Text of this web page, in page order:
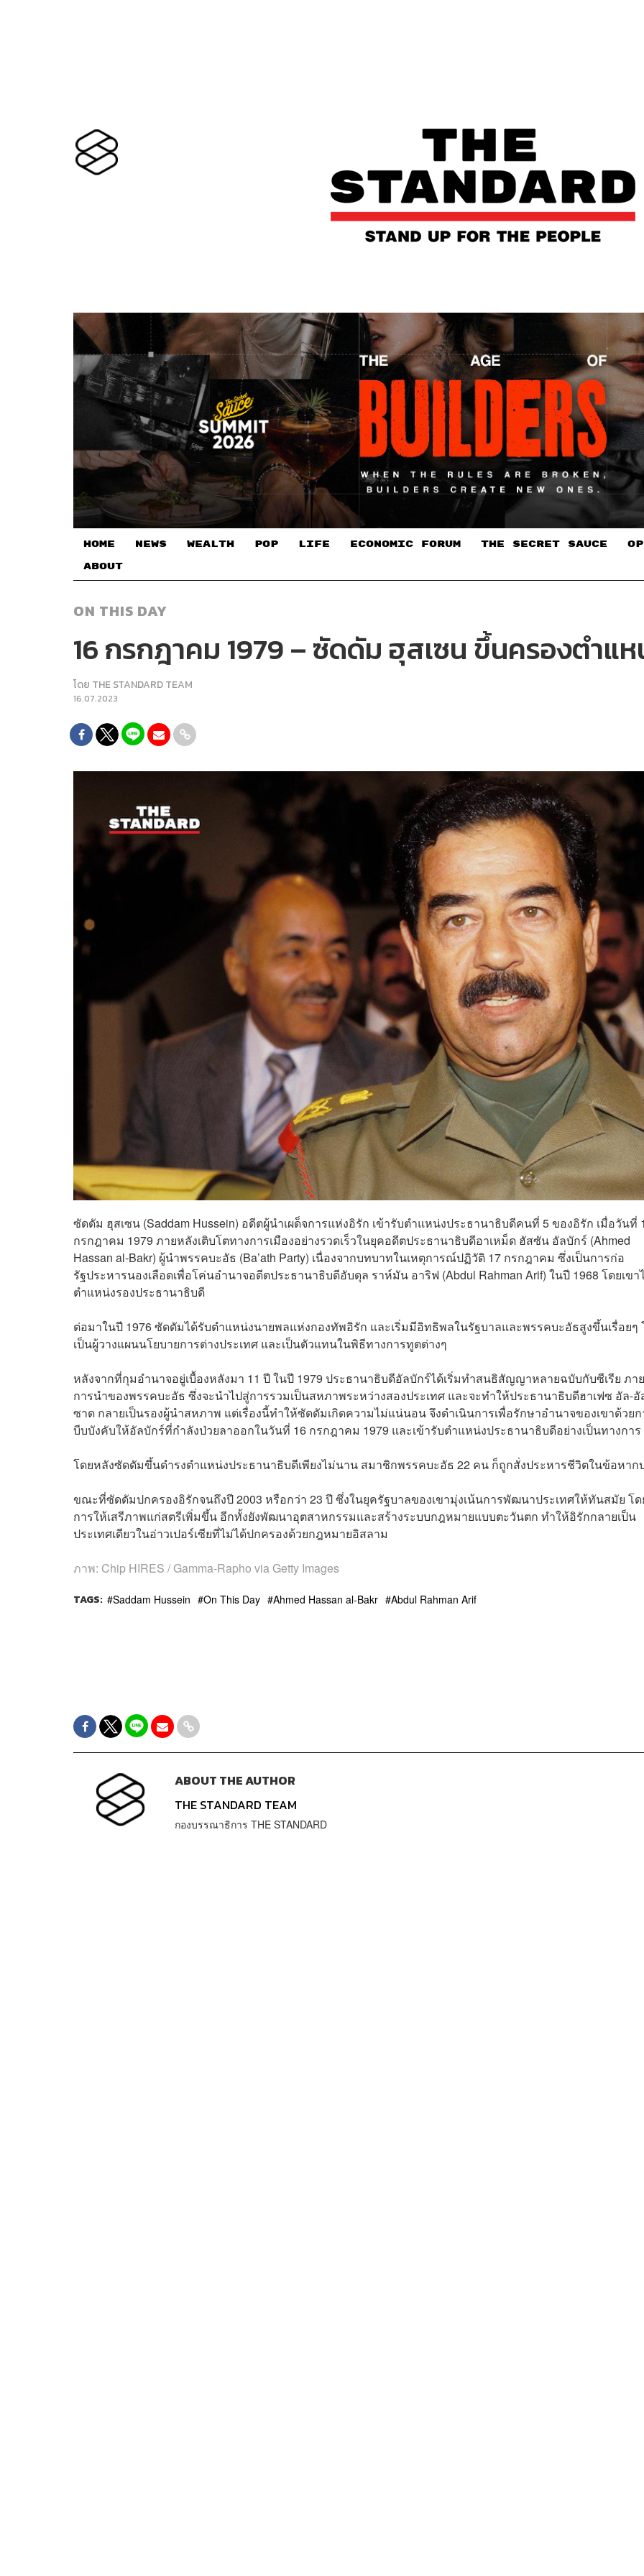
HOME NEWS WEALTH POP LIFE ECONOMIC FORUM THE SECRET SAUCE​
ABOUT
ON THIS DAY
16 กรกฎาคม 1979 – ซัดดัม ฮุสเซน ขึ้นครองตำแ
โดย THE STANDARD TEAM
16.07.2023
ซัดดัม ฮุสเซน (Saddam Hussein) อดีตผู้นำเผด็จการแห่งอิรัก เข้ารับตำแหน่งประธานาธิบดีคนที่ 5 ของอิรัก เมื่อวันที่
กรกฎาคม 1979 ภายหลังเติบโตทางการเมืองอย่างรวดเร็วในยุคอดีตประธานาธิบดีอาเหม็ด ฮัสซัน อัลบักร์ (Ahmed
Hassan al-Bakr) ผู้นำพรรคบะอัธ (Ba’ath Party) เนื่องจากบทบาทในเหตุการณ์ปฏิวัติ 17 กรกฎาคม ซึ่งเป็นการก่อ
รัฐประหารนองเลือดเพื่อโค่นอำนาจอดีตประธานาธิบดีอับดุล ราห์มัน อาริฟ (Abdul Rahman Arif) ในปี 1968 โดยเขา
ตำแหน่งรองประธานาธิบดี
ต่อมาในปี 1976 ซัดดัมได้รับตำแหน่งนายพลแห่งกองทัพอิรัก และเริ่มมีอิทธิพลในรัฐบาลและพรรคบะอัธสูงขึ้นเรื่อยๆ
เป็นผู้วางแผนนโยบายการต่างประเทศ และเป็นตัวแทนในพิธีทางการทูตต่างๆ
หลังจากที่กุมอำนาจอยู่เบื้องหลังมา 11 ปี ในปี 1979 ประธานาธิบดีอัลบักร์ได้เริ่มทำสนธิสัญญาหลายฉบับกับซีเรีย ภา
การนำของพรรคบะอัธ ซึ่งจะนำไปสู่การรวมเป็นสหภาพระหว่างสองประเทศ และจะทำให้ประธานาธิบดีฮาเฟซ อัล-อั
ซาด กลายเป็นรองผู้นำสหภาพ แต่เรื่องนี้ทำให้ซัดดัมเกิดความไม่แน่นอน จึงดำเนินการเพื่อรักษาอำนาจของเขาด้วยก
บีบบังคับให้อัลบักร์ที่กำลังป่วยลาออกในวันที่ 16 กรกฎาคม 1979 และเข้ารับตำแหน่งประธานาธิบดีอย่างเป็นทางการ
โดยหลังซัดดัมขึ้นดำรงตำแหน่งประธานาธิบดีเพียงไม่นาน สมาชิกพรรคบะอัธ 22 คน ก็ถูกสั่งประหารชีวิตในข้อหาก
ขณะที่ซัดดัมปกครองอิรักจนถึงปี 2003 หรือกว่า 23 ปี ซึ่งในยุครัฐบาลของเขามุ่งเน้นการพัฒนาประเทศให้ทันสมัย โ
การให้เสรีภาพแก่สตรีเพิ่มขึ้น อีกทั้งยังพัฒนาอุตสาหกรรมและสร้างระบบกฎหมายแบบตะวันตก ทำให้อิรักกลายเป็น
ประเทศเดียวในอ่าวเปอร์เซียที่ไม่ได้ปกครองด้วยกฎหมายอิสลาม
ภาพ: Chip HIRES / Gamma-Rapho via Getty Images
TAGS: Saddam Hussein On This Day Ahmed Hassan al-Bakr Abdul Rahman Arif
ABOUT THE AUTHOR
THE STANDARD TEAM
กองบรรณาธิการ THE STANDARD